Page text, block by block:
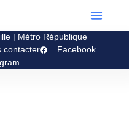
| Métro République
contacter
Facebook